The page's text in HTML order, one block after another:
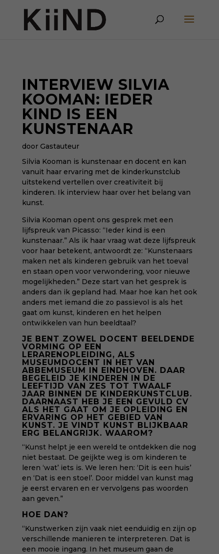
INTERVIEW SILVIA
KOOMAN: IEDER
KIND IS EEN
KUNSTENAAR
door Gastauteur
Silvia Kooman is kunstenaar en docent en kan
vanuit haar ervaring met de kinderkunstclub
uitstekend vertellen over creativiteit bij
kinderen. Ik interview haar over het belang van
kunst.
Silvia Kooman opent ons gesprek met een
lijfspreuk van Picasso: “Ieder kind is een
kunstenaar.” Als ik haar vraag wat deze lijfspreuk
voor haar betekent, antwoordt ze: “Kunstenaars
maken net als kinderen gebruik van het toeval
en staan open voor verwondering, voor nieuwe
mogelijkheden.” Deze start van het gesprek is
anders dan ik gepland had. Maar hoe kan het ook
anders met iemand die zo passievol is als het
gaat om kunst, kinderen en het helpen
ontwikkelen van hun beeldtaal?
JE BENT ZOWEL DOCENT BEELDENDE
VORMING OP EEN
LERARENOPLEIDING, ALS
MUSEUMDOCENT IN HET VAN
ABBEMUSEUM IN EINDHOVEN. DAAR
BEGELEID JE KINDEREN IN DE
LEEFTIJD VAN ZES TOT TWAALF
JAAR BINNEN DE KINDERKUNSTCLUB.
DAARNAAST HEB JE EEN GEVULD CV
ALS HET GAAT OM JE OPLEIDING EN
ERVARING OP HET GEBIED VAN
KUNST. JE VINDT KUNST BLIJKBAAR
ERG BELANGRIJK. WAAROM?
“Kunst helpt je een wereld te ontdekken die nog
niet bestaat. De geijkte weg is om kinderen te
leren ‘wat’ iets is. We leren hen: ‘Dit is een huis’
en ‘Dat is een stoel’. Door middel van kunst mag
je eerst ervaren en er vervolgens pas woorden
aan geven.”
HOE DAN?
“Kunstwerken zijn vaak niet eenduidig en zijn op
verschillende manieren te interpreteren. Dat is
een mooie ingang. In het museum gaan de